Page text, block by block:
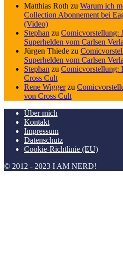
Matthias Roth zu Warum ich
Collection Abonnement bei
(Video)
Stephan zu Comicvorstellung:
Superhelden vom Carlsen
Jürgen Thiede zu
Superhelden vom Carlsen
Stephan zu Comicvorstellung:
Cross Cult
Rene Wiggerzu
von Cross Cult
Über mich
Kontakt
Impressum
Datenschutz
Cookie-Richtlinie (EU)
© 2012 - 2023 I AM NERD!